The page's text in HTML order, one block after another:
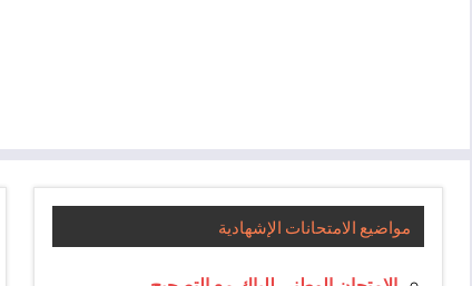
مواضيع الامتحانات الإشهادية